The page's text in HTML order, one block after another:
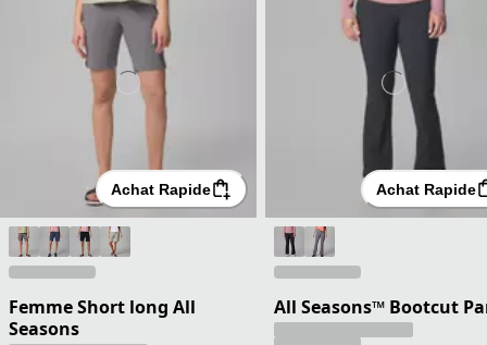
Achat Rapide
Femme Short long All
Seasons
Achat Rapide
All Seasons™ Bootcut